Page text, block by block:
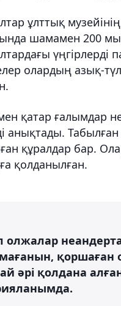
ұлттық
шамамен 200
олардың азық-
қатар ғалымдар
анықтады.
құралдар бар.
қолданылған.
олжалар
қоршаған
әрі қолдана